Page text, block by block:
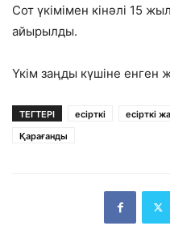
Сот үкімімен кінәлі 15
айырылды.
Үкім заңды күшіне енген
ТЕГТЕРІ есірткі есірткі
Қарағанды